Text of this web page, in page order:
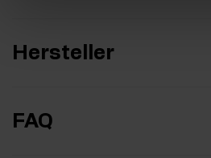
Hersteller
FAQ